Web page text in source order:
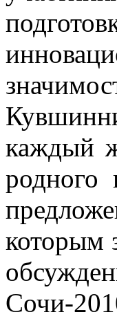
каждый
родного
которым
Сочи-